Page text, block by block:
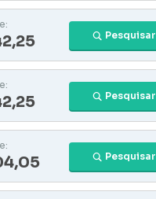
Pesquisar
Pesquisar
Pesquisar